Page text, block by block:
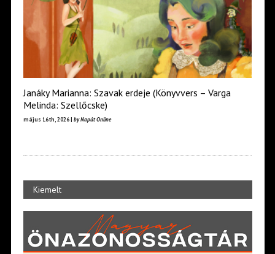
Janáky Marianna: Szavak erdeje (Könyvvers – Varga
Melinda: Szellőcske)
május 16th, 2026 | by Napút Online
Kiemelt